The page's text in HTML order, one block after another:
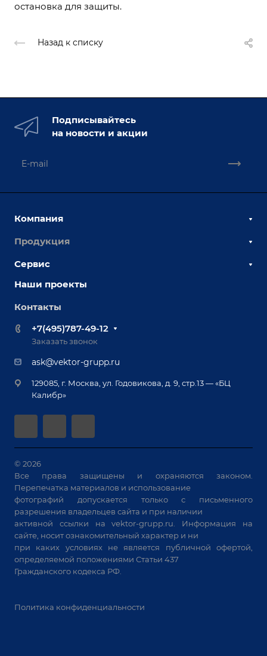
остановка для защиты.
Назад к списку
Подписывайтесь
на новости и акции
Компания
О компании
Выставки и мероприятия
Вопрос ответ
Реквизиты
Документы
Продукция
Сборочно-сварочные столы
Оснастка для сварочных столов
Оборудование для приварки крепежа
Приварной крепеж
Специализированные решения для сварки
Позиционеры и вращатели
Машины контактной сварки
Универсальные зажимы
Системы аспирации
Станки лазерной резки
Решения для учебных заведений
Сервис
Сервисное обслуживание
Обучение
Лизинг
Гарантия
автоматизации
Наши проекты
Контакты
+7(495)787-49-12
Заказать звонок
ask@vektor-grupp.ru
129085, г. Москва, ул. Годовикова, д. 9, стр.13 — «БЦ
Калибр»
© 2026
Все права защищены и охраняются законом.
Перепечатка материалов и использование
фотографий допускается только с письменного
разрешения владельцев сайта и при наличии
активной ссылки наvektor-grupp.ru . Информация на
сайте, носит ознакомительный характер и ни
при каких условиях не является публичной офертой,
определяемой положениями Статьи 437
Гражданского кодекса РФ.
Политика конфиденциальности